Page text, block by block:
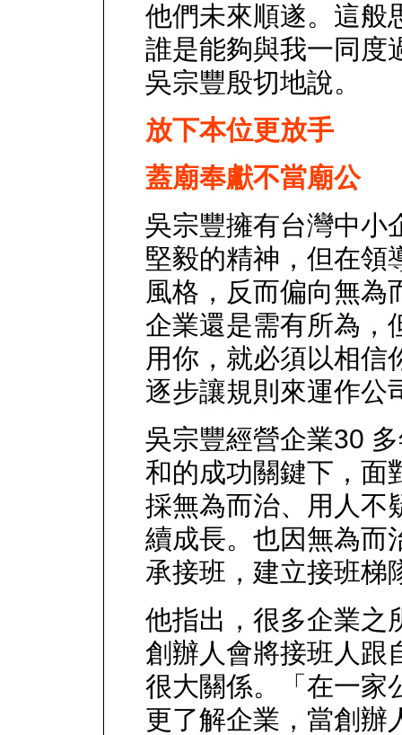
他們未來順遂。這般
誰是能夠與我一同度
吳宗豐殷切地說。
放下本位更放手
蓋廟奉獻不當廟公
吳宗豐擁有台灣中小
堅毅的精神，但在領
風格，反而偏向無為
企業還是需有所為，
用你，就必須以相信
逐步讓規則來運作公
吳宗豐經營企業30
和的成功關鍵下，面
採無為而治、用人不
續成長。也因無為而
承接班，建立接班梯
他指出，很多企業之
創辦人會將接班人跟
很大關係。「在一家
更了解企業，當創辦